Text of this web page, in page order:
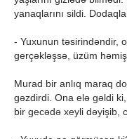
yanaqlarını sildi.
- Yuxunun təsirindəndir,
gerçəkləşsə, üzüm
Murad bir anlıq maraq
gəzdirdi. Ona elə gəldi ki,
bir gecədə xeyli dəyişib,